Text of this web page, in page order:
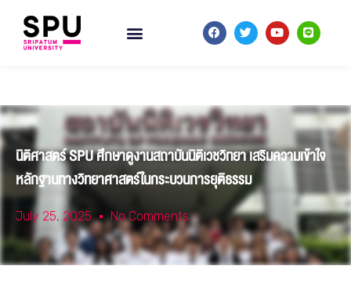
นิติศาสตร์ SPU ศึกษาดูงานสถาบันนิติเวชวิทยา เสริมความเข้าใจ
หลักฐานทางวิทยาศาสตร์ในกระบวนการยุติธรรม
July 25, 2025 No Comments